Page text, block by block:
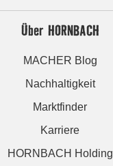
Über HORNBACH
MACHER Blog
Nachhaltigkeit
Marktfinder
Karriere
HORNBACH Holding